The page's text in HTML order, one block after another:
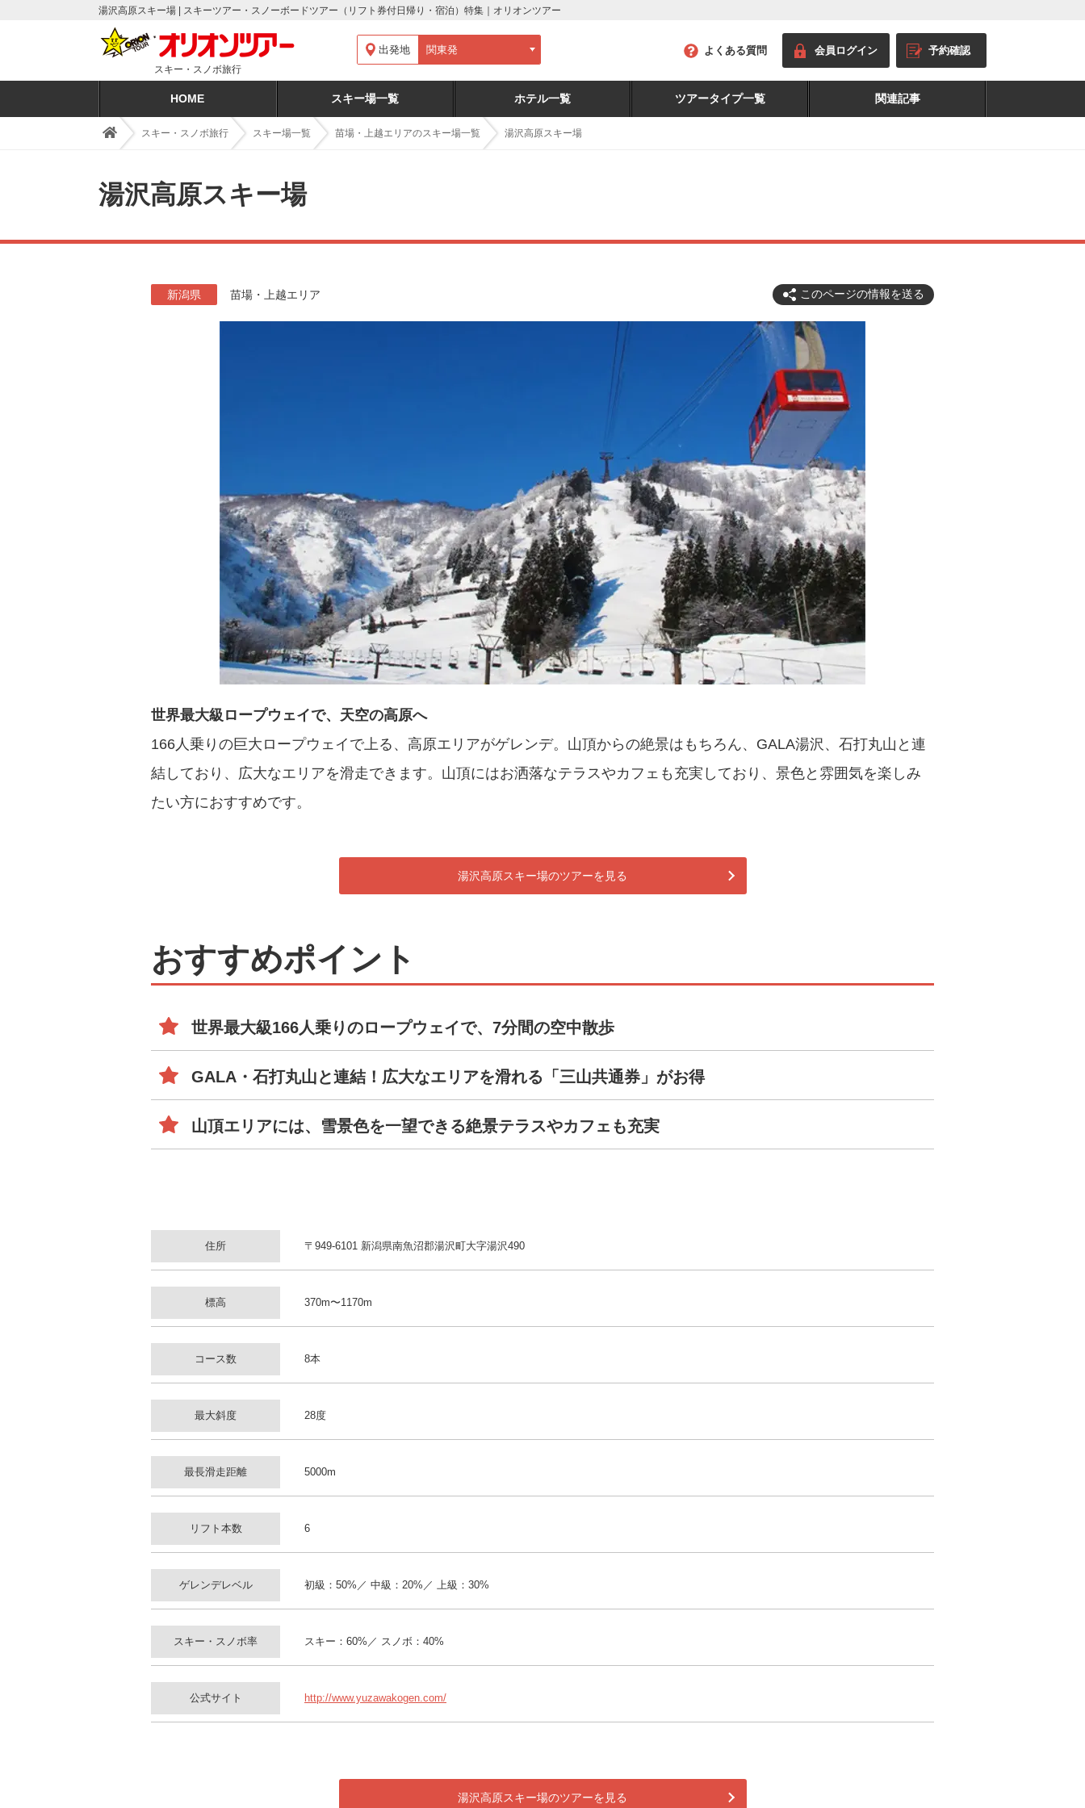
湯沢高原スキー場 | スキーツアー・スノーボードツアー（リフト券付日帰り・宿泊）特集｜オリオンツアー
スキー・スノボ旅行
よくある質問 会員ログイン 予約確認
HOME スキー場一覧 ホテル一覧 ツアータイプ一覧 関連記事
出発地
スキー・スノボ旅行 スキー場一覧 苗場・上越エリアのスキー場一覧 湯沢高原スキー場
湯沢高原スキー場
新潟県 苗場・上越エリア このページの情報を送る
世界最大級ロープウェイで、天空の高原へ
166人乗りの巨大ロープウェイで上る、高原エリアがゲレンデ。山頂からの絶景はもちろん、GALA湯沢、石打丸山と連
結しており、広大なエリアを滑走できます。山頂にはお洒落なテラスやカフェも充実しており、景色と雰囲気を楽しみ
たい方におすすめです。
湯沢高原スキー場のツアーを見る
おすすめポイント
世界最大級166人乗りのロープウェイで、7分間の空中散歩
GALA・石打丸山と連結！広大なエリアを滑れる「三山共通券」がお得
山頂エリアには、雪景色を一望できる絶景テラスやカフェも充実
住所 〒949-6101 新潟県南魚沼郡湯沢町大字湯沢490
標高 370m〜1170m
コース数 8本
最大斜度 28度
最長滑走距離 5000m
リフト本数 6
ゲレンデレベル 初級：50%／ 中級：20%／ 上級：30%
スキー・スノボ率 スキー：60%／ スノボ：40%
公式サイト http://www.yuzawakogen.com/
湯沢高原スキー場のツアーを見る